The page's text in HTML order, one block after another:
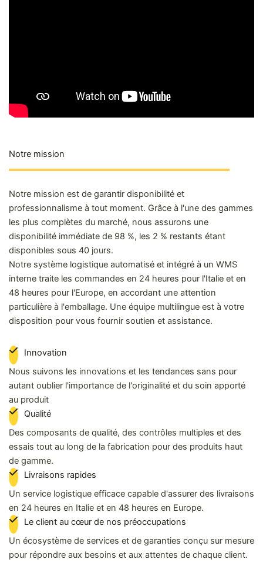
Notre mission
Notre mission est de garantir disponibilité et
professionnalisme à tout moment. Grâce à l'une des gammes
les plus complètes du marché, nous assurons une
disponibilité immédiate de 98 %, les 2 % restants étant
disponibles sous 40 jours.
Notre système logistique automatisé et intégré à un WMS
interne traite les commandes en 24 heures pour l'Italie et en
48 heures pour l'Europe, en accordant une attention
particulière à l'emballage. Une équipe multilingue est à votre
disposition pour vous fournir soutien et assistance.
Innovation
Nous suivons les innovations et les tendances sans pour
autant oublier l'importance de l'originalité et du soin apporté
au produit
Qualité
Des composants de qualité, des contrôles multiples et des
essais tout au long de la fabrication pour des produits haut
de gamme.
Livraisons rapides
Un service logistique efficace capable d'assurer des livraisons
en 24 heures en Italie et en 48 heures en Europe.
Le client au cœur de nos préoccupations
Un écosystème de services et de garanties conçu sur mesure
pour répondre aux besoins et aux attentes de chaque client.